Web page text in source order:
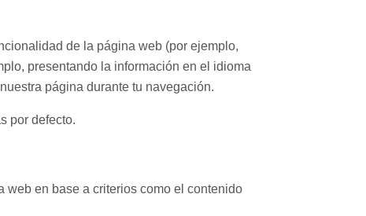
de la página web (por ejemplo,
presentando la información en el idioma
página durante tu navegación.
por defecto.
en base a criterios como el contenido